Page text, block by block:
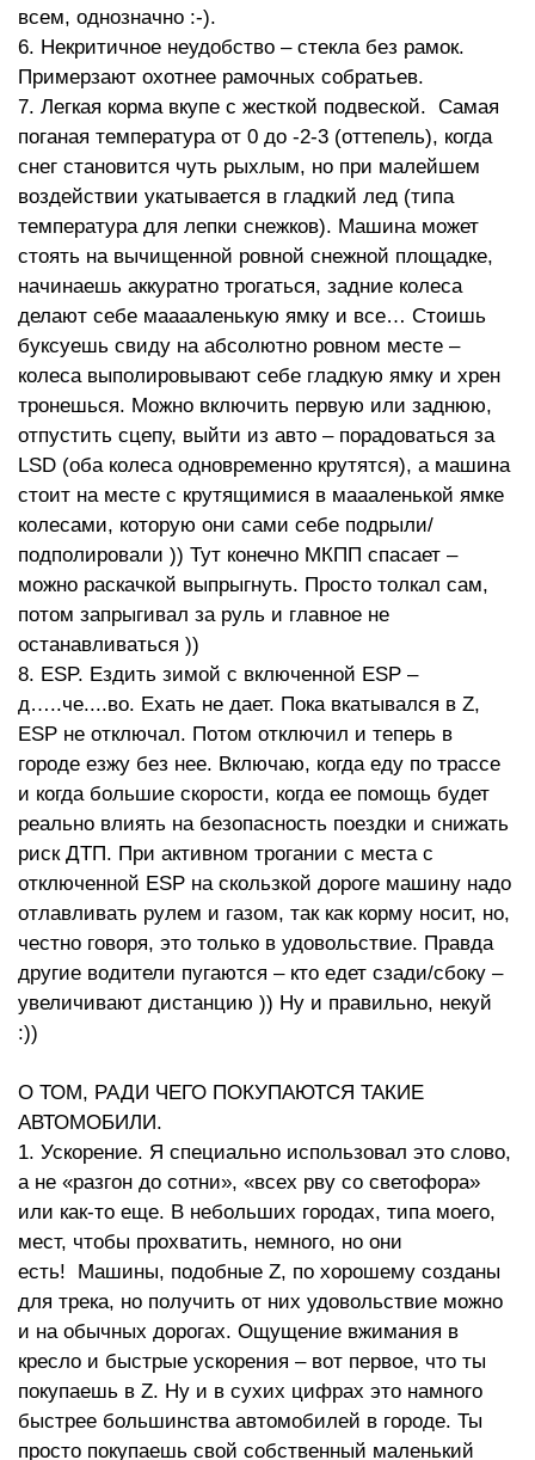
всем, однозначно :-).
6. Некритичное неудобство – стекла без рамок.
Примерзают охотнее рамочных собратьев.
7. Легкая корма вкупе с жесткой подвеской. Самая
поганая температура от 0 до -2-3 (оттепель), когда
снег становится чуть рыхлым, но при малейшем
воздействии укатывается в гладкий лед (типа
температура для лепки снежков). Машина может
стоять на вычищенной ровной снежной площадке,
начинаешь аккуратно трогаться, задние колеса
делают себе мааааленькую ямку и все… Стоишь
буксуешь свиду на абсолютно ровном месте –
колеса выполировывают себе гладкую ямку и хрен
тронешься. Можно включить первую или заднюю,
отпустить сцепу, выйти из авто – порадоваться за
LSD (оба колеса одновременно крутятся), а машина
стоит на месте с крутящимися в маааленькой ямке
колесами, которую они сами себе подрыли/
подполировали )) Тут конечно МКПП спасает –
можно раскачкой выпрыгнуть. Просто толкал сам,
потом запрыгивал за руль и главное не
останавливаться ))
8. ESP. Ездить зимой с включенной ESP –
д…..че....во. Ехать не дает. Пока вкатывался в Z,
ESP не отключал. Потом отключил и теперь в
городе езжу без нее. Включаю, когда еду по трассе
и когда большие скорости, когда ее помощь будет
реально влиять на безопасность поездки и снижать
риск ДТП. При активном трогании с места с
отключенной ESP на скользкой дороге машину надо
отлавливать рулем и газом, так как корму носит, но,
честно говоря, это только в удовольствие. Правда
другие водители пугаются – кто едет сзади/сбоку –
увеличивают дистанцию )) Ну и правильно, некуй
:))
О ТОМ, РАДИ ЧЕГО ПОКУПАЮТСЯ ТАКИЕ
АВТОМОБИЛИ.
1. Ускорение. Я специально использовал это слово,
а не «разгон до сотни», «всех рву со светофора»
или как-то еще. В небольших городах, типа моего,
мест, чтобы прохватить, немного, но они
есть! Машины, подобные Z, по хорошему созданы
для трека, но получить от них удовольствие можно
и на обычных дорогах. Ощущение вжимания в
кресло и быстрые ускорения – вот первое, что ты
покупаешь в Z. Ну и в сухих цифрах это намного
быстрее большинства автомобилей в городе. Ты
просто покупаешь свой собственный маленький